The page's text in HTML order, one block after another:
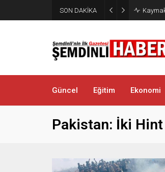
SON DAKİKA
Güncel Eğitim Ekonomi
Pakistan: İki Hint